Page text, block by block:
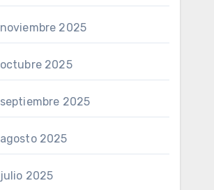
noviembre 2025
octubre 2025
septiembre 2025
agosto 2025
julio 2025